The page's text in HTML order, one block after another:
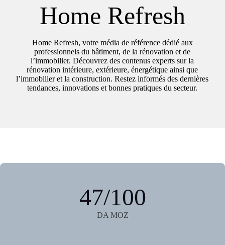
Home Refresh
Home Refresh, votre média de référence dédié aux
professionnels du bâtiment, de la rénovation et de
l’immobilier. Découvrez des contenus experts sur la
rénovation intérieure, extérieure, énergétique ainsi que
l’immobilier et la construction. Restez informés des dernières
tendances, innovations et bonnes pratiques du secteur.
47/100
DA MOZ